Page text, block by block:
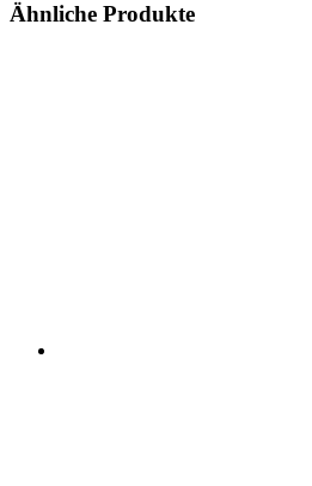
Ähnliche Produkte